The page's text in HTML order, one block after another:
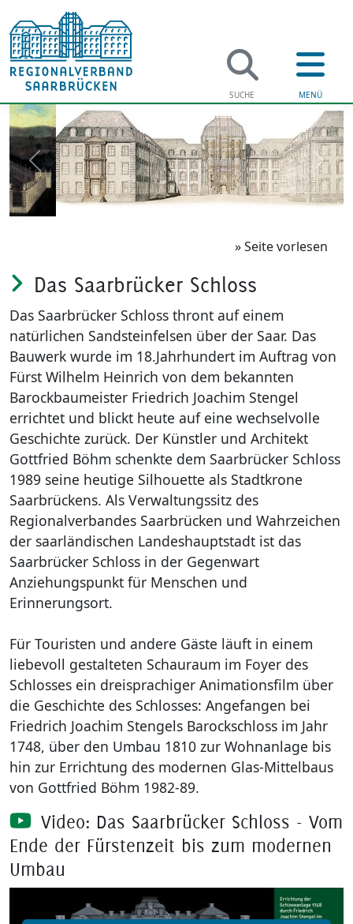
zurück
» Seite vorlesen
Das Saarbrücker Schloss
Das Saarbrücker Schloss thront auf einem
natürlichen Sandsteinfelsen über der Saar. Das
Bauwerk wurde im 18.Jahrhundert im Auftrag von
Fürst Wilhelm Heinrich von dem bekannten
Barockbaumeister Friedrich Joachim Stengel
errichtet und blickt heute auf eine wechselvolle
Geschichte zurück. Der Künstler und Architekt
Gottfried Böhm schenkte dem Saarbrücker Schloss
1989 seine heutige Silhouette als Stadtkrone
Saarbrückens. Als Verwaltungssitz des
Regionalverbandes Saarbrücken und Wahrzeichen
der saarländischen Landeshauptstadt ist das
Saarbrücker Schloss in der Gegenwart
Anziehungspunkt für Menschen und
Erinnerungsort.
Für Touristen und andere Gäste läuft in einem
liebevoll gestalteten Schauraum im Foyer des
Schlosses ein dreisprachiger Animationsfilm über
die Geschichte des Schlosses: Angefangen bei
Friedrich Joachim Stengels Barockschloss im Jahr
1748, über den Umbau 1810 zur Wohnanlage bis
hin zur Errichtung des modernen Glas-Mittelbaus
von Gottfried Böhm 1982-89.
Video: Das Saarbrücker Schloss - Vom
Ende der Fürstenzeit bis zum modernen
Umbau
Bildung
Gesundheit
Kultur &
Region
Bauen und
Natur- &
Wirtschaft
Tourist
Wandern
Radfahren